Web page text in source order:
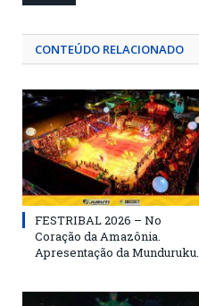
CONTEÚDO RELACIONADO
FESTRIBAL 2026 – No
Coração da Amazônia.
Apresentação da Munduruku.